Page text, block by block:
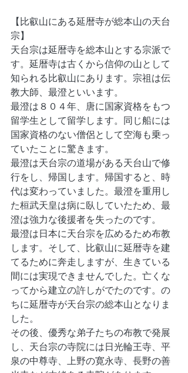
【比叡山にある延暦寺が総本山の天台
宗】
天台宗は延暦寺を総本山とする宗派で
す。延暦寺は古くから信仰の山として
知られる比叡山にあります。宗祖は伝
教大師、最澄といいます。
最澄は８０４年、唐に国家資格をもつ
留学生として留学します。同じ船には
国家資格のない僧侶として空海も乗っ
ていたことに驚きます。
最澄は天台宗の道場がある天台山で修
行をし、帰国します。帰国すると、時
代は変わっていました。最澄を重用し
た桓武天皇は病に臥していたため、最
澄は強力な後援者を失ったのです。
最澄は日本に天台宗を広めるため布教
します。そして、比叡山に延暦寺を建
てるために奔走しますが、生きている
間には実現できませんでした。亡くな
ってから建立の許しがでたのです。の
ちに延暦寺が天台宗の総本山となりま
した。
その後、優秀な弟子たちの布教で発展
し、天台宗の寺院には日光輪王寺、平
泉の中尊寺、上野の寛永寺、長野の善